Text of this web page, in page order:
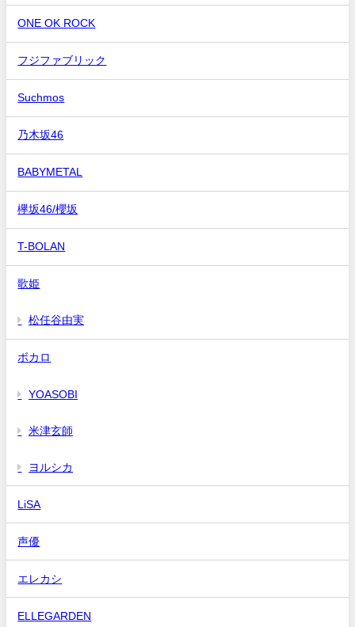
ONE OK ROCK
フジファブリック
Suchmos
乃木坂46
BABYMETAL
欅坂46/櫻坂
T-BOLAN
歌姫
松任谷由実
ボカロ
YOASOBI
米津玄師
ヨルシカ
LiSA
声優
エレカシ
ELLEGARDEN